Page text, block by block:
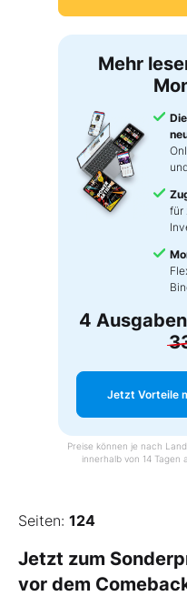
Mehr
für
4
Jetzt Vorteile
Preise können je nach
innerhalb von 14 Tagen
Seiten: 124
Jetzt zum
vor dem